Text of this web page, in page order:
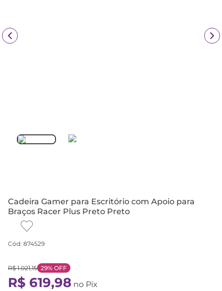
Cadeira Gamer para Escritório com Apoio para
Braços Racer Plus Preto Preto
Cód: 874529
R$ 1.021,15 29% OFF
R$ 619,98 no Pix